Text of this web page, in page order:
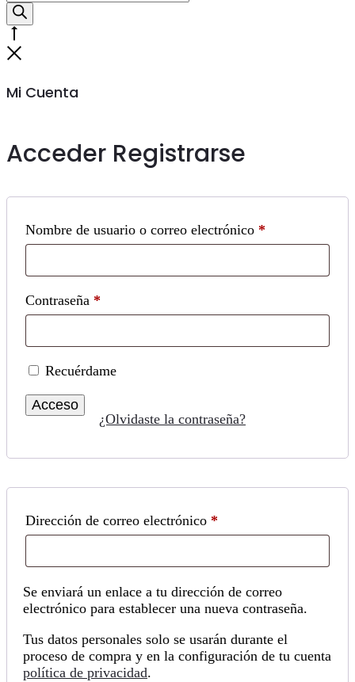
de
productos
Mi Cuenta
Acceder Registrarse
Nombre de usuario o correo electrónico *
Contraseña *
Recuérdame
Acceso
¿Olvidaste la contraseña?
Dirección de correo electrónico *
Se enviará un enlace a tu dirección de correo
electrónico para establecer una nueva contraseña.
Tus datos personales solo se usarán durante el
proceso de compra y en la configuración de tu cuenta
política de privacidad.